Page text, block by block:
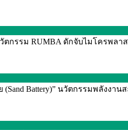
กรรม RUMBA ดักจับไมโครพลา
(Sand Battery)” นวัตกรรมพลังงา